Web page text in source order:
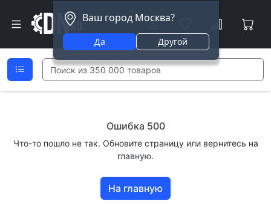
Ваш город Москва?
Да Другой
Ошибка 500
Что-то пошло не так. Обновите страницу или вернитесь на
главную.
На главную